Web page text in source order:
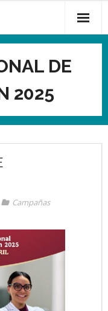
DE
2025
Campañas